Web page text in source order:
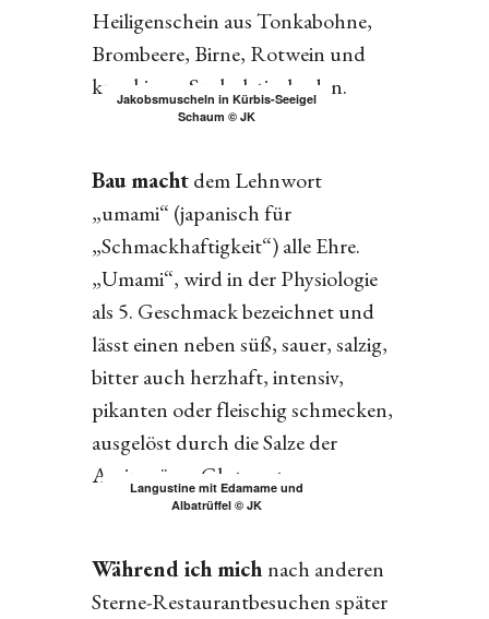
Heiligenschein aus Tonkabohne,
Brombeere, Birne, Rotwein und
knackigem Spekulatiusboden.
Jakobsmuscheln in Kürbis-Seeigel
Schaum © JK
Bau machtdem Lehnwort
„umami“ (japanisch für
„Schmackhaftigkeit“) alle Ehre.
„Umami“, wird in der Physiologie
als 5. Geschmack bezeichnet und
lässt einen neben süß, sauer, salzig,
bitter auch herzhaft, intensiv,
pikanten oder fleischig schmecken,
ausgelöst durch die Salze der
Aminosäure Glutamat.
Langustine mit Edamame und
Albatrüffel © JK
Während ich michnach anderen
Sterne-Restaurantbesuchen später